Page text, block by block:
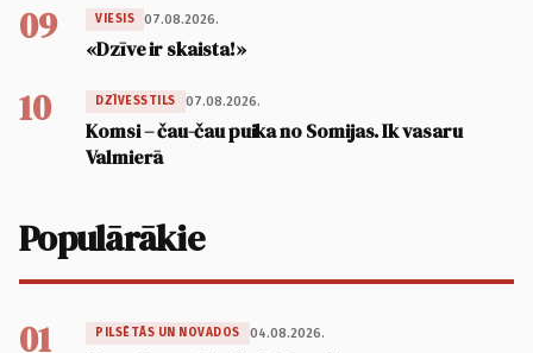
09 VIESIS 07.08.2026.
«Dzīve ir skaista!»
10 DZĪVESSTILS 07.08.2026.
Komsi – čau-čau puika no Somijas. Ik vasaru
Valmierā
Populārākie
01 PILSĒTĀS UN NOVADOS 04.08.2026.